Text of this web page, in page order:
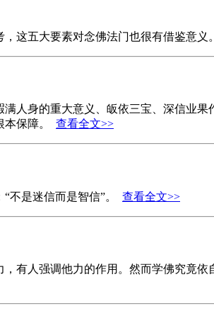
这五大要素对念佛法门也很有借鉴意义
人身的重大意义、皈依三宝、深信业
本保障。 查看全文>>
不是迷信而是智信”。 查看全文>>
有人强调他力的作用。然而学佛究竟